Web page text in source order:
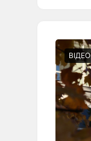
ВІДЕО